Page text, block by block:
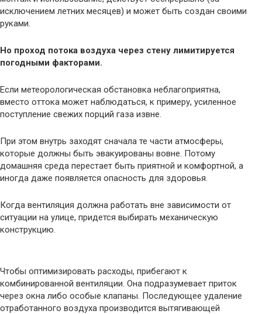
исключением летних месяцев) и может быть создан своими
руками.
Но проход потока воздуха через стену лимитируется
погодными факторами.
Если метеорологическая обстановка неблагоприятна,
вместо оттока может наблюдаться, к примеру, усиленное
поступление свежих порций газа извне.
При этом внутрь заходят сначала те части атмосферы,
которые должны быть эвакуированы вовне. Потому
домашняя среда перестает быть приятной и комфортной, а
иногда даже появляется опасность для здоровья.
Когда вентиляция должна работать вне зависимости от
ситуации на улице, придется выбирать механическую
конструкцию.
Чтобы оптимизировать расходы, прибегают к
комбинированной вентиляции. Она подразумевает приток
через окна либо особые клапаны. Последующее удаление
отработанного воздуха производится вытягивающей